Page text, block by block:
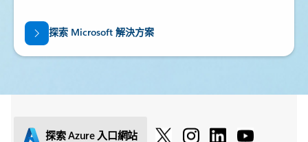
探索 Microsoft 解決方案
探索 Azure 入口網站